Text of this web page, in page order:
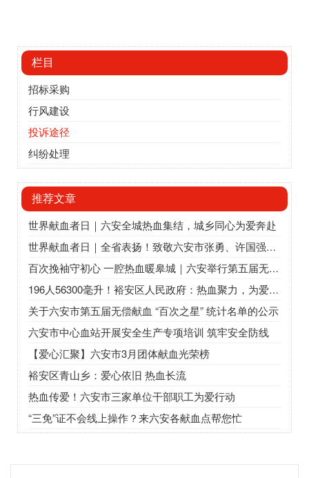
栏目
招标采购
行风建设
投诉途径
纠纷处理
推荐文章
世界献血者日｜六安全城热血集结，城乡同心为爱奔赴
世界献血者日｜全省表扬！致敬六安市张勇、许国强、王宇、裕安区卫健委
百次挽袖守初心 一腔热血暖皋城｜六安举行第五届无偿献血“百次之星”座谈会
196人56300毫升！裕安区人民政府：热血聚力，为爱“挽袖”
关于六安市第五届无偿献血 “百次之星” 统计名单的公示
六安市中心血站开展安全生产专项培训 筑牢安全防线
【爱心汇聚】六安市3月团体献血光荣榜
裕安区青山乡：爱心依旧 热血长流
热血传爱！六安市三家单位干部职工为爱行动
“三免”证不会线上操作？来六安各献血点帮您忙